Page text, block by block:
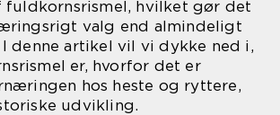
fuldkornsrismel, hvilket gør det
valg end almindeligt
denne artikel vil vi dykke ned i,
er, hvorfor det er
hos heste og ryttere,
udvikling.